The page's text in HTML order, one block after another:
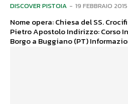
DISCOVER PISTOIA - 19 FEBBRAIO 2015
Nome opera: Chiesa del SS.
Pietro Apostolo Indirizzo: Corso
Borgo a Buggiano (PT)